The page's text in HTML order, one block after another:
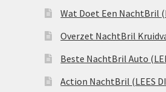
Wat Doet Een NachtBril
Overzet NachtBril
Beste NachtBril Auto
Action NachtBril (LEES